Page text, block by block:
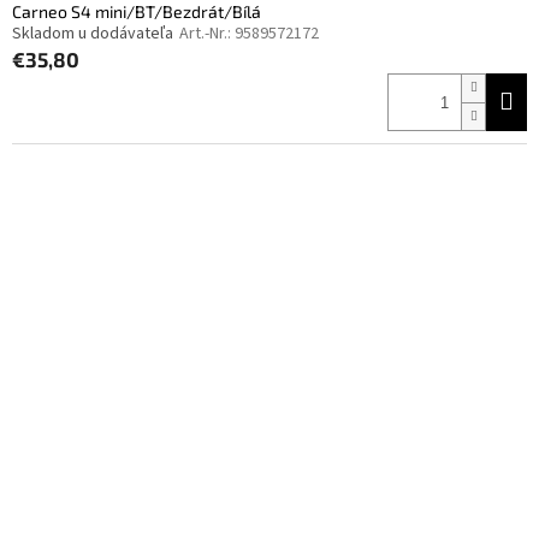
Carneo S4 mini/BT/Bezdrát/Bílá
Skladom u dodávateľa Art.-Nr.: 9589572172
€35,80